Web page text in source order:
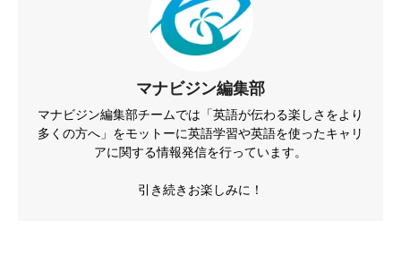
マナビジン編集部
マナビジン編集部チームでは「英語が伝わる楽しさをより
多くの方へ」をモットーに英語学習や英語を使ったキャリ
アに関する情報発信を行っています。
引き続きお楽しみに！